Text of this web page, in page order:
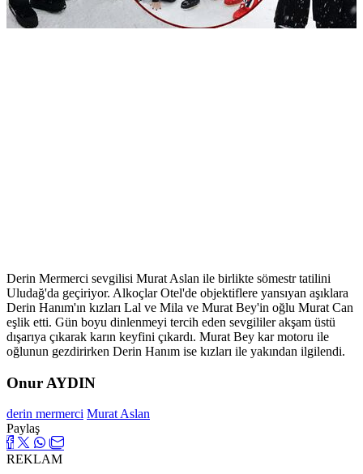
Derin Mermerci sevgilisi Murat Aslan ile birlikte sömestr tatilini
Uludağ'da geçiriyor. Alkoçlar Otel'de objektiflere yansıyan aşıklara
Derin Hanım'ın kızları Lal ve Mila ve Murat Bey'in oğlu Murat Can
eşlik etti. Gün boyu dinlenmeyi tercih eden sevgililer akşam üstü
dışarıya çıkarak karın keyfini çıkardı. Murat Bey kar motoru ile
oğlunun gezdirirken Derin Hanım ise kızları ile yakından ilgilendi.
Onur AYDIN
derin mermerci Murat Aslan
Paylaş
REKLAM